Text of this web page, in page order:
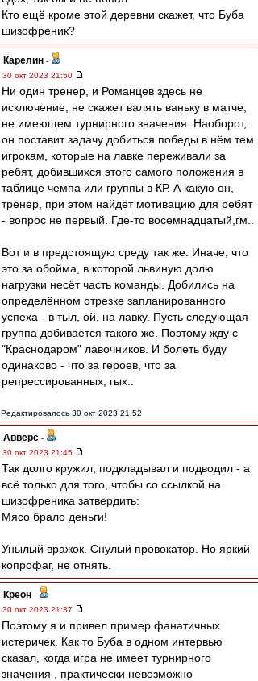
Кто ещё кроме этой деревни скажет, что Буба
шизофреник?
Карелин -
30 окт 2023 21:50
Ни один тренер, и Романцев здесь не
исключение, не скажет валять ваньку в матче,
не имеющем турнирного значения. Наоборот,
он поставит задачу добиться победы в нём тем
игрокам, которые на лавке переживали за
ребят, добившихся этого самого положения в
таблице чемпа или группы в КР. А какую он,
тренер, при этом найдёт мотивацию для ребят
- вопрос не первый. Где-то восемнадцатый,гм..
Вот и в предстоящую среду так же. Иначе, что
это за обойма, в которой львиную долю
нагрузки несёт часть команды. Добились на
определённом отрезке запланированного
успеха - в тыл, ой, на лавку. Пусть следующая
группа добивается такого же. Поэтому жду с
"Краснодаром" лавочников. И болеть буду
одинаково - что за героев, что за
репрессированных, гых..
Редактировалось 30 окт 2023 21:52
Авверс -
30 окт 2023 21:45
Так долго кружил, подкладывал и подводил - а
всё только для того, чтобы со ссылкой на
шизофреника затвердить:
Мясо брало деньги!
Унылый вражок. Снулый провокатор. Но яркий
копрофаг, не отнять.
Креон -
30 окт 2023 21:37
Поэтому я и привел пример фанатичных
истеричек. Как то Буба в одном интервью
сказал, когда игра не имеет турнирного
значения , практически невозможно